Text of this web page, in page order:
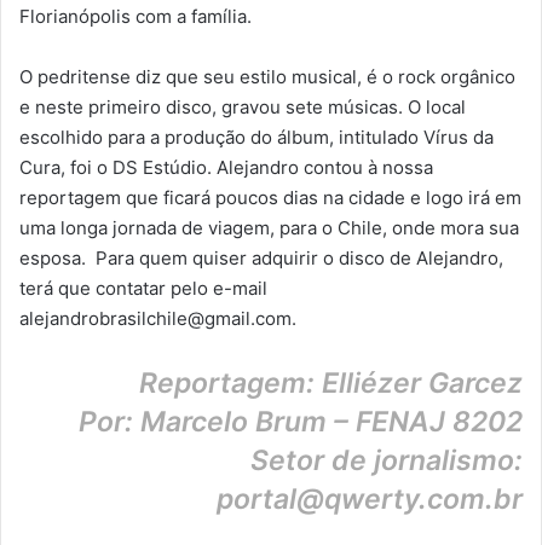
Florianópolis com a família.
O pedritense diz que seu estilo musical, é o rock orgânico
e neste primeiro disco, gravou sete músicas. O local
escolhido para a produção do álbum, intitulado Vírus da
Cura, foi o DS Estúdio. Alejandro contou à nossa
reportagem que ficará poucos dias na cidade e logo irá em
uma longa jornada de viagem, para o Chile, onde mora sua
esposa. Para quem quiser adquirir o disco de Alejandro,
terá que contatar pelo e-mail
alejandrobrasilchile@gmail.com.
Reportagem: Elliézer Garcez
Por: Marcelo Brum – FENAJ 8202
Setor de jornalismo:
portal@qwerty.com.br